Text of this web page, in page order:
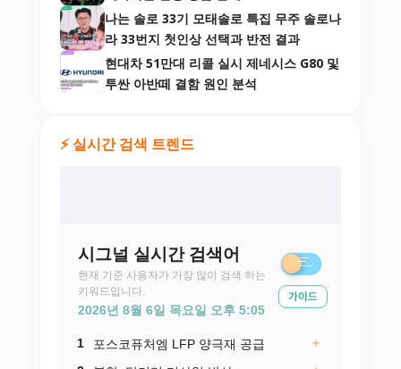
나는 솔로 33기 모태솔로 특집 무주 솔로나
라 33번지 첫인상 선택과 반전 결과
현대차 51만대 리콜 실시 제네시스 G80 및
투싼 아반떼 결함 원인 분석
⚡ 실시간 검색 트렌드